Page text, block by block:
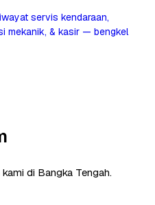
servis kendaraan,
mekanik, & kasir — bengkel
di Bangka Tengah.